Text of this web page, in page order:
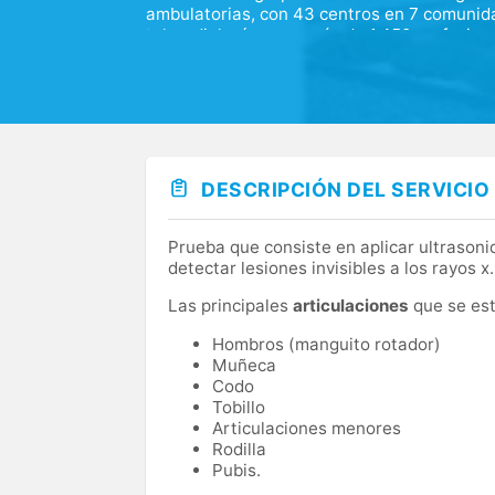
ambulatorias, con 43 centros en 7
teleradiología y con más de 1.450
Policlínica Algete pone a tu disposición los
Además, contamos con un equipo para
dental, orientado a la infancia y a la
DESCRIPCIÓN DEL SERVICIO
Prueba que consiste en aplicar
detectar lesiones invisibles a los rayos x.
Las principales articulaciones que se
Hombros (manguito rotador)
Muñeca
Codo
Tobillo
Articulaciones menores
Rodilla
Pubis.